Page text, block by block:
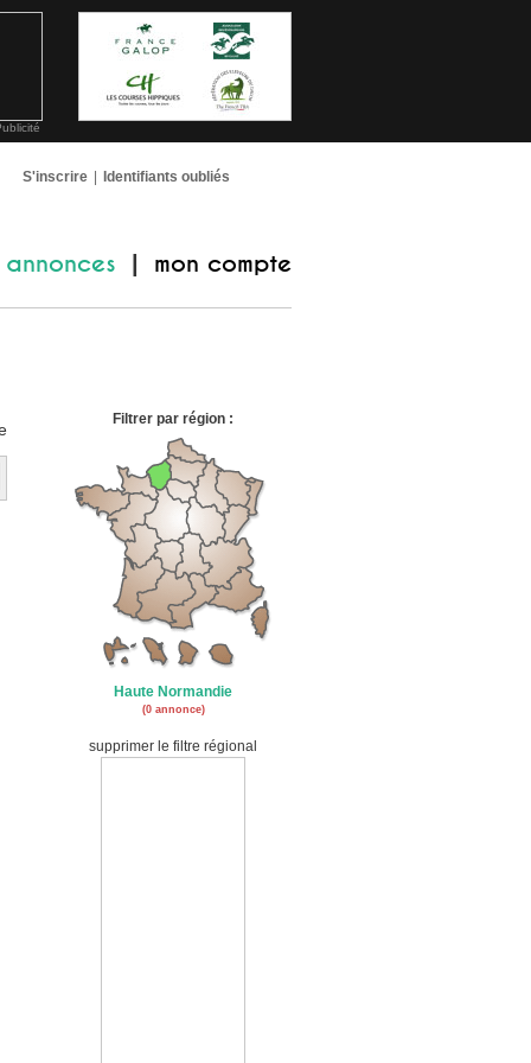
S'inscrire Identifiants oubliés
annonces mon compte
Filtrer par région :
Haute Normandie
(0 annonce)
supprimer le filtre régional